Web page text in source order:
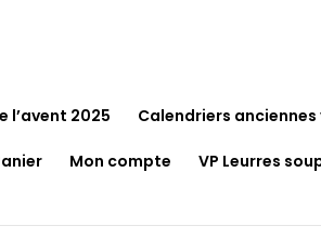
l’avent 2025 Calendriers anciennes
Mon compte VP Leurres